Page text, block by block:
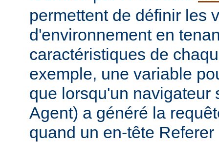
permettent de définir les
d'environnement en
caractéristiques de
exemple, une variable
que lorsqu'un navigateur
Agent) a généré la
quand un en-tête